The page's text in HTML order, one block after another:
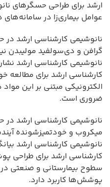
ارشد برای طراحی حسگرهای
عوامل بیماری‌زا در
نانوشیمی کارشناسی ارشد در
گرافن و دی‌سولفید مولیبدن
نانوشیمی کارشناسی ارشد
کارشناسی ارشد برای
الکترونیکی مبتنی بر این
ضروری است.
نانوشیمی کارشناسی ارشد
میکروب و خودتمیزشونده
نانوشیمی کارشناسی ارشد
کارشناسی ارشد برای طراحی
سطوح بیمارستانی و صنعتی
پوشش‌ها کاربرد دارد.